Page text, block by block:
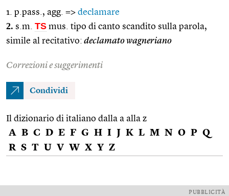
1. p.pass., agg. => declamare
2. s.m. TS mus. tipo di canto scandito sulla parola,
simile al recitativo: declamato wagneriano
Correzioni e suggerimenti
Condividi
Il dizionario di italiano dalla a alla z
A B C D E F G H I J K L M N O P Q
R S T U V W X Y Z
PUBBLICITÀ